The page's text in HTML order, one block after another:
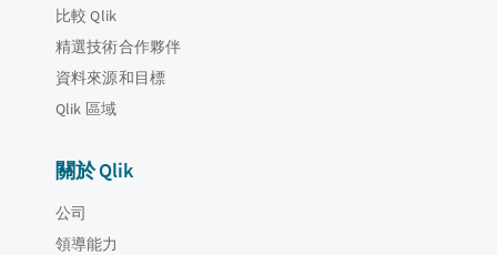
比較 Qlik
精選技術合作夥伴
資料來源和目標
Qlik 區域
關於 Qlik
公司
領導能力